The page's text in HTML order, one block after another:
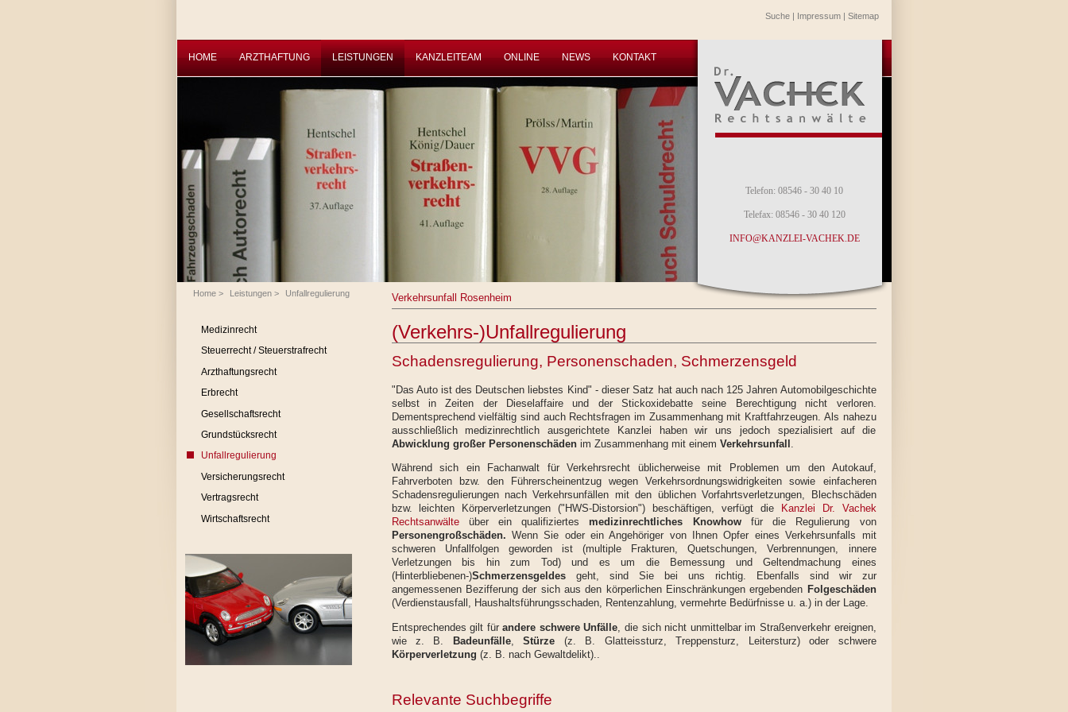
Suche| Impressum| Sitemap
HOME ARZTHAFTUNG LEISTUNGEN KANZLEITEAM ONLINE NEWS KONTAKT
Telefon: 08546 - 30 40 10
Telefax: 08546 - 30 40 120
INFO@KANZLEI-VACHEK.DE
Home> Leistungen> Unfallregulierung
Medizinrecht
Steuerrecht / Steuerstrafrecht
Arzthaftungsrecht
Erbrecht
Gesellschaftsrecht
Grundstücksrecht
Unfallregulierung
Versicherungsrecht
Vertragsrecht
Wirtschaftsrecht
Verkehrsunfall Rosenheim
(Verkehrs-)Unfallregulierung
Schadensregulierung, Personenschaden, Schmerzensgeld
"Das Auto ist des Deutschen liebstes Kind" - dieser Satz hat auch nach 125 Jahren Automobilgeschichte
selbst in Zeiten der Dieselaffaire und der Stickoxidebatte seine Berechtigung nicht verloren.
Dementsprechend vielfältig sind auch Rechtsfragen im Zusammenhang mit Kraftfahrzeugen. Als nahezu
ausschließlich medizinrechtlich ausgerichtete Kanzlei haben wir uns jedoch spezialisiert auf die
Abwicklung großer Personenschädenim Zusammenhang mit einem Verkehrsunfall .
Während sich ein Fachanwalt für Verkehrsrecht üblicherweise mit Problemen um den Autokauf,
Fahrverboten bzw. den Führerscheinentzug wegen Verkehrsordnungswidrigkeiten sowie einfacheren
Schadensregulierungen nach Verkehrsunfällen mit den üblichen Vorfahrtsverletzungen, Blechschäden
bzw. leichten Körperverletzungen ("HWS-Distorsion") beschäftigen, verfügt die
Kanzlei Dr. Vachek
Rechtsanwälte über ein qualifiziertesmedizinrechtliches Knowhowfür die Regulierung von
Personengroßschäden. Wenn Sie oder ein Angehöriger von Ihnen Opfer eines Verkehrsunfalls mit
schweren Unfallfolgen geworden ist (multiple Frakturen, Quetschungen, Verbrennungen, innere
Verletzungen bis hin zum Tod) und es um die Bemessung und Geltendmachung eines
(Hinterbliebenen-)Schmerzensgeldes geht, sind Sie bei uns richtig. Ebenfalls sind wir zur
angemessenen Bezifferung der sich aus den körperlichen Einschränkungen ergebenden Folgeschäden
(Verdienstausfall, Haushaltsführungsschaden, Rentenzahlung, vermehrte Bedürfnisse u. a.) in der Lage.
Entsprechendes gilt fürandere schwere Unfälle , die sich nicht unmittelbar im Straßenverkehr ereignen,
wie z. B. Badeunfälle,Stürze (z. B. Glatteissturz, Treppensturz, Leitersturz) oder schwere
Körperverletzung (z. B. nach Gewaltdelikt)..
Relevante Suchbegriffe